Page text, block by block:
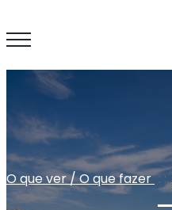
O que ver / O que fazer: :